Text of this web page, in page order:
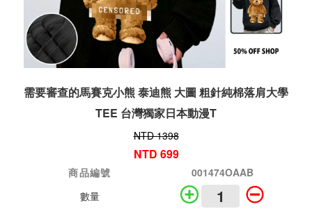
需要審查的馬賽克小熊 泰迪熊 大圖 粗針純棉落肩大學
TEE 台灣獨家日本動漫T
NTD 1398
NTD 699
商品編號
001474OAAB
數量